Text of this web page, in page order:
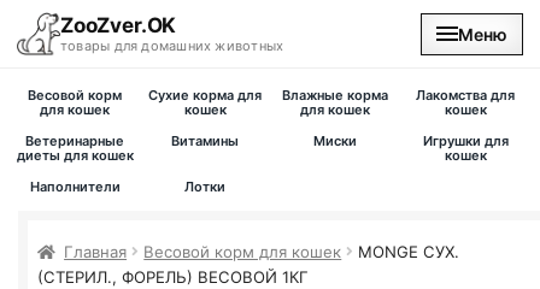
ZooZver.OK
товары для домашних животных
Меню
На главную
Весовой корм
для кошек
Сухие корма для
кошек
Влажные корма
для кошек
Лакомства для
кошек
Ветеринарные
диеты для кошек
Витамины Миски
Игрушки для
кошек
Наполнители
Лотки
Главная Весовой корм для кошек
MONGE СУХ.
(СТЕРИЛ., ФОРЕЛЬ) ВЕСОВОЙ 1КГ